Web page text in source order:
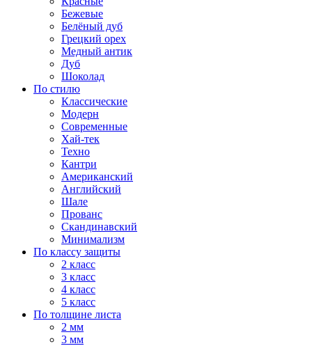
Бежевые
Белёный дуб
Грецкий орех
Медный антик
Дуб
Шоколад
По стилю
Классические
Модерн
Современные
Хай-тек
Техно
Кантри
Американский
Английский
Шале
Прованс
Скандинавский
Минимализм
По классу защиты
2 класс
3 класс
4 класс
5 класс
По толщине листа
2 мм
3 мм